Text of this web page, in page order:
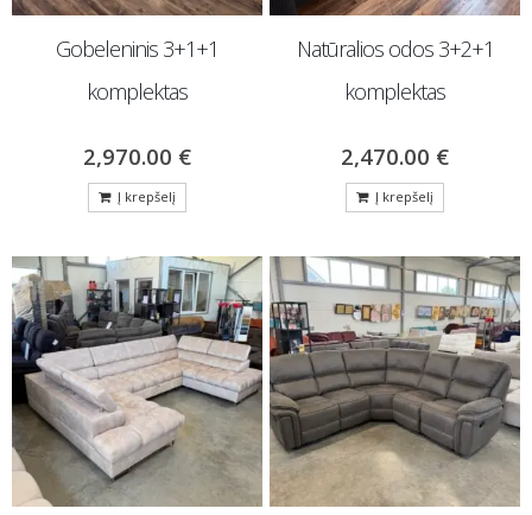
Gobeleninis 3+1+1
komplektas
2,970.00 €
Į krepšelį
Natūralios odos 3+2+1
komplektas
2,470.00 €
Į krepšelį